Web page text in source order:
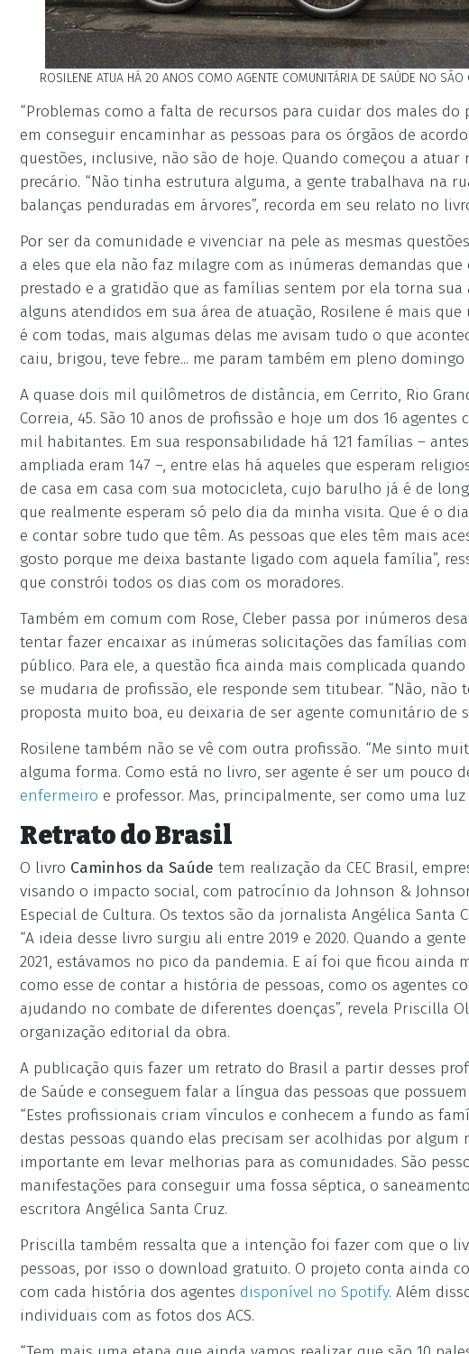
ROSILENE ATUA HÁ 20 ANOS COMO AGENTE COMUNITÁRIA DE SAÚDE NO
“Problemas como a falta de recursos para cuidar dos males
em conseguir encaminhar as pessoas para os órgãos de acordo
questões, inclusive, não são de hoje. Quando começou a
precário. “Não tinha estrutura alguma, a gente trabalhava na
balanças penduradas em árvores”, recorda em seu relato no
Por ser da comunidade e vivenciar na pele as mesmas
a eles que ela não faz milagre com as inúmeras demandas
prestado e a gratidão que as famílias sentem por ela torna
alguns atendidos em sua área de atuação, Rosilene é mais que
é com todas, mais algumas delas me avisam tudo o que
caiu, brigou, teve febre... me param também em pleno domingo
A quase dois mil quilômetros de distância, em Cerrito, Rio
Correia, 45. São 10 anos de profissão e hoje um dos 16
mil habitantes. Em sua responsabilidade há 121 famílias –
ampliada eram 147 –, entre elas há aqueles que esperam
de casa em casa com sua motocicleta, cujo barulho já é de
que realmente esperam só pelo dia da minha visita. Que é o
e contar sobre tudo que têm. As pessoas que eles têm mais
gosto porque me deixa bastante ligado com aquela família”,
que constrói todos os dias com os moradores.
Também em comum com Rose, Cleber passa por inúmeros
tentar fazer encaixar as inúmeras solicitações das famílias
público. Para ele, a questão fica ainda mais complicada
se mudaria de profissão, ele responde sem titubear. “Não, não
proposta muito boa, eu deixaria de ser agente comunitário de
Rosilene também não se vê com outra profissão. “Me sinto
alguma forma. Como está no livro, ser agente é ser um pouco
enfermeiro e professor. Mas, principalmente, ser como uma
Retrato do Brasil
O livro Caminhos da Saúde tem realização da CEC Brasil,
visando o impacto social, com patrocínio da Johnson &
Especial de Cultura. Os textos são da jornalista Angélica Santa
“A ideia desse livro surgiu ali entre 2019 e 2020. Quando a
2021, estávamos no pico da pandemia. E aí foi que ficou
como esse de contar a história de pessoas, como os agentes
ajudando no combate de diferentes doenças”, revela Priscilla
organização editorial da obra.
A publicação quis fazer um retrato do Brasil a partir desses
de Saúde e conseguem falar a língua das pessoas que
“Estes profissionais criam vínculos e conhecem a fundo as
destas pessoas quando elas precisam ser acolhidas por
importante em levar melhorias para as comunidades. São
manifestações para conseguir uma fossa séptica, o
escritora Angélica Santa Cruz.
Priscilla também ressalta que a intenção foi fazer com que o
pessoas, por isso o download gratuito. O projeto conta ainda
com cada história dos agentes disponível no Spotify. Além
individuais com as fotos dos ACS.